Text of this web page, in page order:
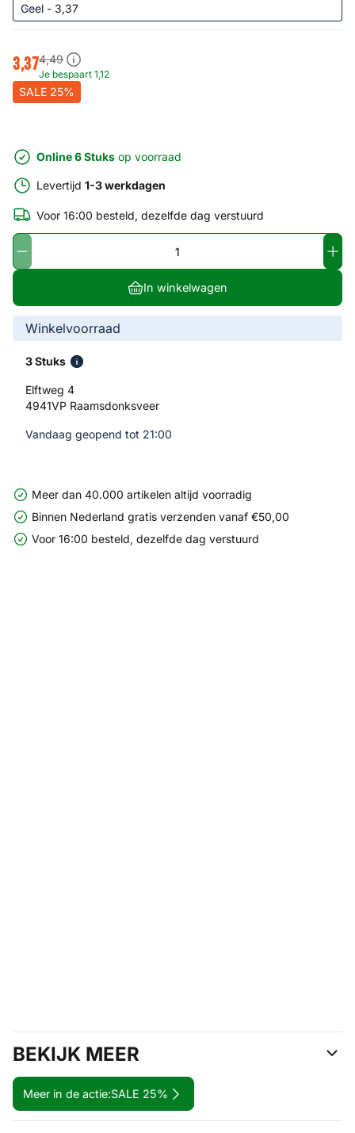
3,374,49
Je bespaart1,12
SALE 25%
Online 6 Stuks op voorraad
Levertijd 1-3 werkdagen
Voor 16:00 besteld, dezelfde dag verstuurd
In winkelwagen
Winkelvoorraad
3 Stuks
Elftweg 4
4941VP Raamsdonksveer
Vandaag geopend tot 21:00
Meer dan 40.000 artikelen altijd voorradig
Binnen Nederland gratis verzenden vanaf €50,00
Voor 16:00 besteld, dezelfde dag verstuurd
BEKIJK MEER
Meer in de actie:SALE 25%